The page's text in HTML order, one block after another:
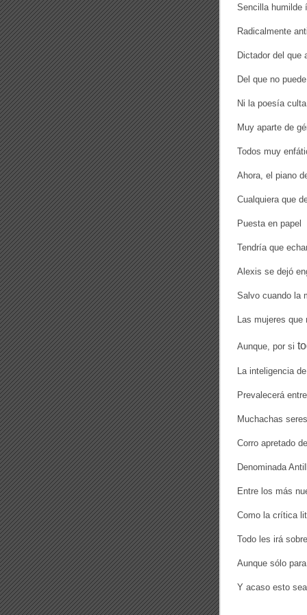
Sencilla humilde
Radicalmente
Dictador del que
Del que no
Ni la poesía
Muy aparte de
Todos muy
Ahora, el piano
Cualquiera que
Puesta en papel
Tendría que
Alexis se dejó
Salvo cuando la
Las mujeres que
Aunque, por si
La inteligencia
Prevalecerá
Muchachas
Corro apretado
Denominada
Entre los más
Como la crítica
Todo les irá
Aunque sólo
Y acaso esto